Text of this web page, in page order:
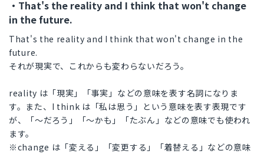
・That's the reality and I think that won't change
in the future.
That's the reality and I think that won't change in the
future.
それが現実で、これからも変わらないだろう。
reality は「現実」「事実」などの意味を表す名詞になりま
す。また、I think は「私は思う」という意味を表す表現です
が、「〜だろう」「〜かも」「たぶん」などの意味でも使われ
ます。
※change は「変える」「変更する」「着替える」などの意味